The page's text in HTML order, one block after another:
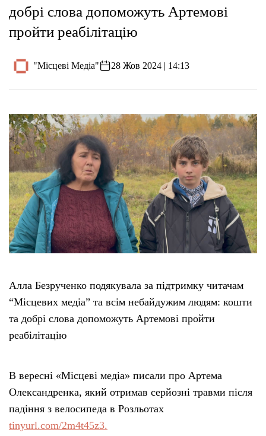
добрі слова допоможуть Артемові
пройти реабілітацію
"Місцеві Медіа" 28 Жов 2024 | 14:13
Алла Безрученко подякувала за підтримку читачам
“Місцевих медіа” та всім небайдужим людям: кошти
та добрі слова допоможуть Артемові пройти
реабілітацію
В вересні «Місцеві медіа» писали про Артема
Олександренка, який отримав серйозні травми після
падіння з велосипеда в Розльотах
tinyurl.com/2m4t45z3.